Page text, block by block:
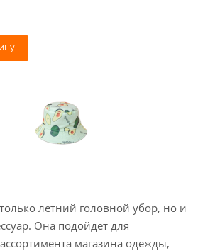
летний головной убор, но и
Она подойдет для
магазина одежды,